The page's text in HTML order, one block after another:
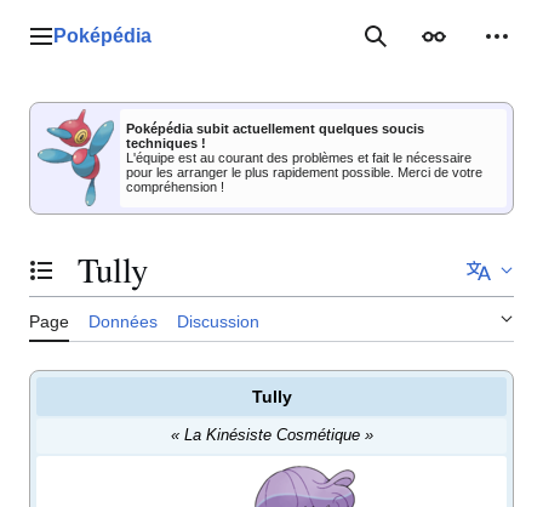
Menu principal
Poképédia RechercherApparence
Poképédia subit actuellement quelques soucis
techniques !
L'équipe est au courant des problèmes et fait le nécessaire
pour les arranger le plus rapidement possible. Merci de votre
compréhension !
Basculer la table des matières
Tully
Page Données Discussion
Tully
« La Kinésiste Cosmétique »